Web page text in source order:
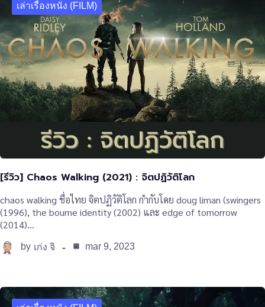
เล่าเรื่องหนัง (FILM)
[รีวิว] Chaos Walking (2021) : จิตปฏิวัติโลก
chaos walking ชื่อไทย จิตปฏิวัติโลก กำกับโดย doug liman (swingers
(1996), the bourne identity (2002) และ edge of tomorrow
(2014)…
by เก่ง จิ mar 9, 2023